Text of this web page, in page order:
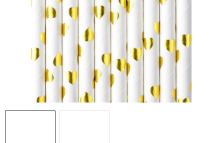
KONTAKTY
Jak nakupovat Moje objednávka
Výměna / vrácení zboží
Hodnocení obchodu
Potisk textilu
Obchodní podmínky
GDPR + cookies